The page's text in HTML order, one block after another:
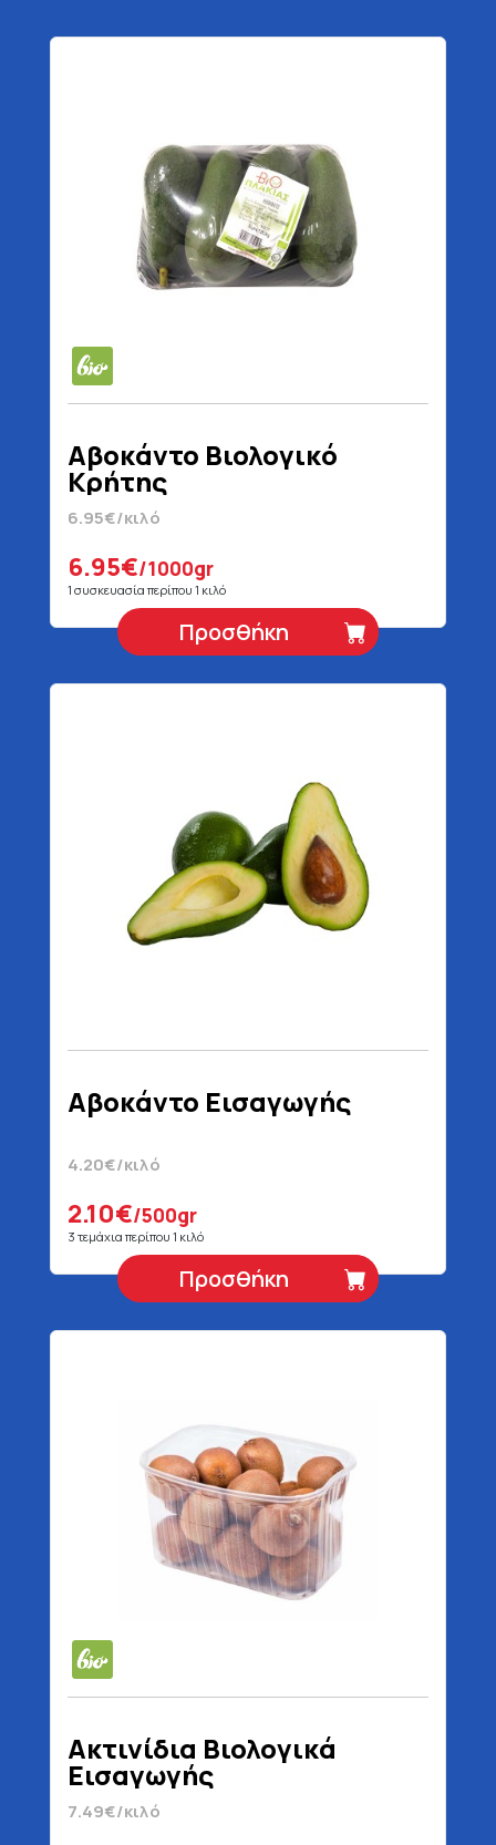
Αβοκάντο Βιολογικό
Κρήτης
6.95€/κιλό
6.95€/1000gr
1 συσκευασία περίπου 1 κιλό
Προσθήκη
Αβοκάντο Εισαγωγής
4.20€/κιλό
2.10€/500gr
3 τεμάχια περίπου 1 κιλό
Προσθήκη
Ακτινίδια Βιολογικά
Εισαγωγής
7.49€/κιλό